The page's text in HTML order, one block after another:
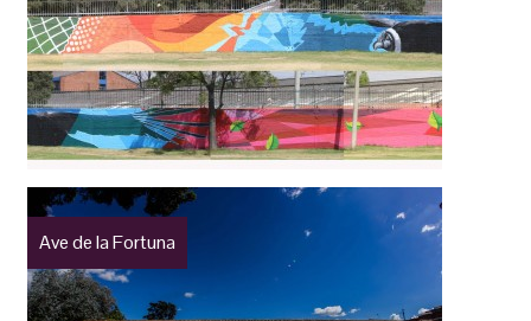
Ave de la Fortuna